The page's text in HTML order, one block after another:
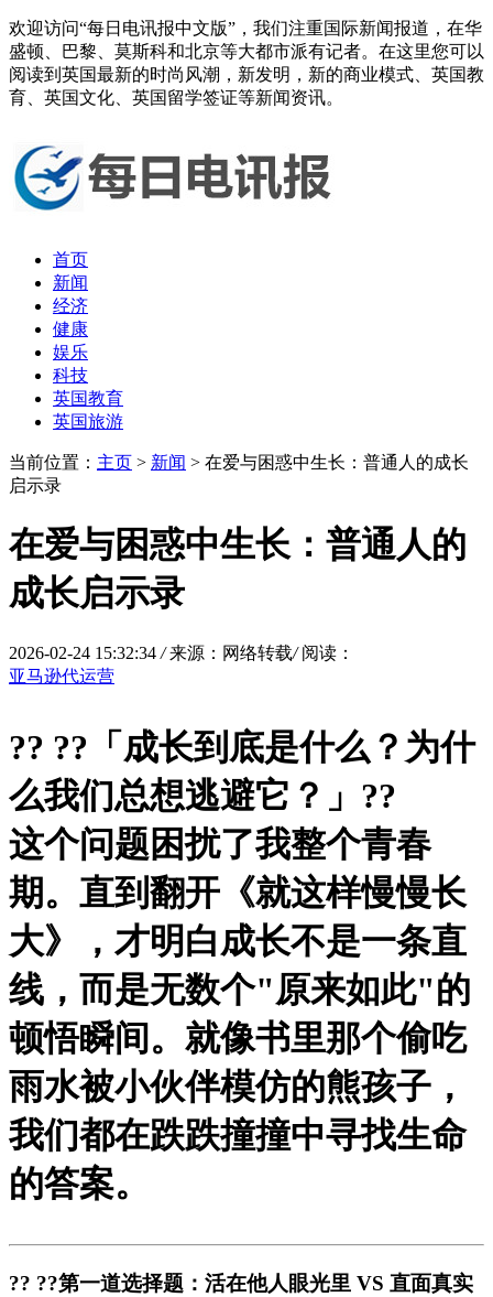
欢迎访问“每日电讯报中文版”，我们注重国际新闻报道，在华
盛顿、巴黎、莫斯科和北京等大都市派有记者。在这里您可以
阅读到英国最新的时尚风潮，新发明，新的商业模式、英国教
育、英国文化、英国留学签证等新闻资讯。
首页
新闻
经济
健康
娱乐
科技
英国教育
英国旅游
当前位置： 主页 > 新闻 > 在爱与困惑中生长：普通人的成长
启示录
在爱与困惑中生长：普通人的
成长启示录
2026-02-24 15:32:34 / 来源：网络转载/ 阅读：
亚马逊代运营
?? ??「成长到底是什么？为什
么我们总想逃避它？」??
这个问题困扰了我整个青春
期。直到翻开《就这样慢慢长
大》，才明白成长不是一条直
线，而是无数个"原来如此"的
顿悟瞬间。就像书里那个偷吃
雨水被小伙伴模仿的熊孩子，
我们都在跌跌撞撞中寻找生命
的答案。
?? ??第一道选择题：活在他人眼光里 VS 直面真实